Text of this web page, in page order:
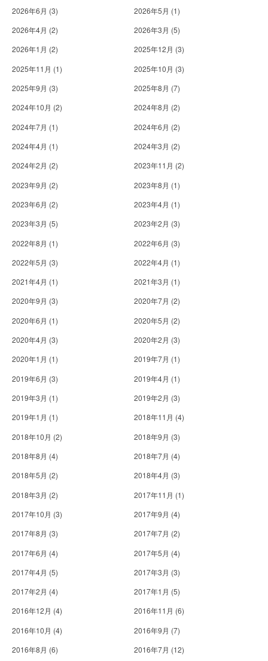
2026年6月 (3) 2026年5月 (1)
2026年4月 (2) 2026年3月 (5)
2026年1月 (2) 2025年12月 (3)
2025年11月 (1) 2025年10月 (3)
2025年9月 (3) 2025年8月 (7)
2024年10月 (2) 2024年8月 (2)
2024年7月 (1) 2024年6月 (2)
2024年4月 (1) 2024年3月 (2)
2024年2月 (2) 2023年11月 (2)
2023年9月 (2) 2023年8月 (1)
2023年6月 (2) 2023年4月 (1)
2023年3月 (5) 2023年2月 (3)
2022年8月 (1) 2022年6月 (3)
2022年5月 (3) 2022年4月 (1)
2021年4月 (1) 2021年3月 (1)
2020年9月 (3) 2020年7月 (2)
2020年6月 (1) 2020年5月 (2)
2020年4月 (3) 2020年2月 (3)
2020年1月 (1) 2019年7月 (1)
2019年6月 (3) 2019年4月 (1)
2019年3月 (1) 2019年2月 (3)
2019年1月 (1) 2018年11月 (4)
2018年10月 (2) 2018年9月 (3)
2018年8月 (4) 2018年7月 (4)
2018年5月 (2) 2018年4月 (3)
2018年3月 (2) 2017年11月 (1)
2017年10月 (3) 2017年9月 (4)
2017年8月 (3) 2017年7月 (2)
2017年6月 (4) 2017年5月 (4)
2017年4月 (5) 2017年3月 (3)
2017年2月 (4) 2017年1月 (5)
2016年12月 (4) 2016年11月 (6)
2016年10月 (4) 2016年9月 (7)
2016年8月 (6) 2016年7月 (12)